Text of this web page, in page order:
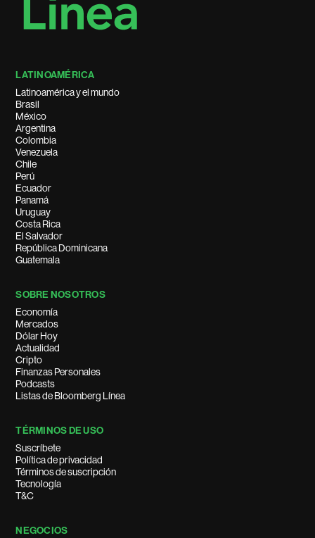
LATINOAMÉRICA
Latinoamérica y el mundo
Brasil
México
Argentina
Colombia
Venezuela
Chile
Perú
Ecuador
Panamá
Uruguay
Costa Rica
El Salvador
República Dominicana
Guatemala
SOBRE NOSOTROS
Economía
Mercados
Dólar Hoy
Actualidad
Cripto
Finanzas Personales
Podcasts
Listas de Bloomberg Línea
TÉRMINOS DE USO
Suscríbete
Política de privacidad
Términos de suscripción
Tecnología
T&C
NEGOCIOS